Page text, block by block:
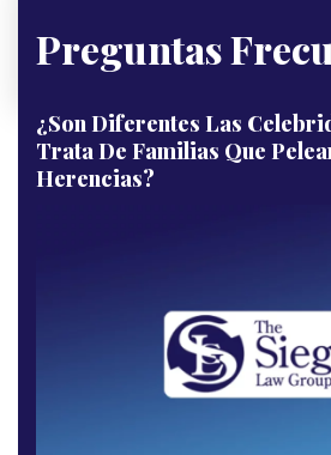
Preguntas
¿Son Diferentes Las
Trata De Familias Que
Herencias?